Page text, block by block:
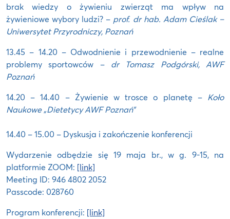
brak wiedzy o żywieniu zwierząt ma wpływ na
żywieniowe wybory ludzi? – prof. dr hab. Adam Cieślak –
Uniwersytet Przyrodniczy, Poznań
13.45 – 14.20 – Odwodnienie i przewodnienie – realne
problemy sportowców – dr Tomasz Podgórski, AWF
Poznań
14.20 – 14.40 – Żywienie w trosce o planetę – Koło
Naukowe „Dietetycy AWF Poznań”
14.40 – 15.00 – Dyskusja i zakończenie konferencji
Wydarzenie odbędzie się 19 maja br., w g. 9-15, na
platformie ZOOM: [link]
Meeting ID: 946 4802 2052
Passcode: 028760
Program konferencji: [link]